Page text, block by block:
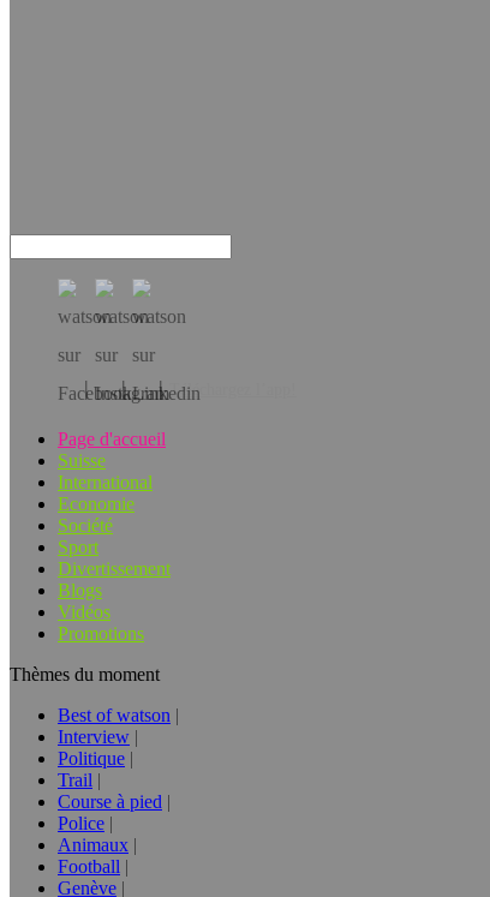
Téléchargez l’app!
Page d'accueil
Suisse
International
Economie
Société
Sport
Divertissement
Blogs
Vidéos
Promotions
Thèmes du moment
Best of watson
Interview
Politique
Trail
Course à pied
Police
Animaux
Football
Genève